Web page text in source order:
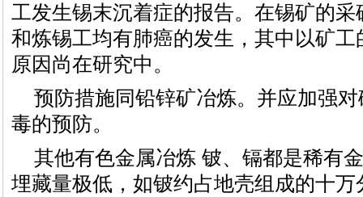
工发生锡末沉着症的报告。在锡矿的
和炼锡工均有肺癌的发生，其中以矿
原因尚在研究中。
预防措施同铅锌矿冶炼。并应加强
毒的预防。
其他有色金属冶炼 铍、镉都是稀有
埋藏量极低，如铍约占地壳组成的十